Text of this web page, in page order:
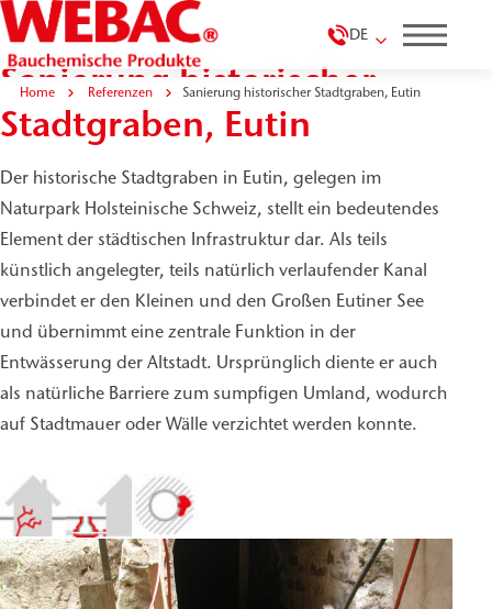
DE
Home Referenzen Sanierung historischer Stadtgraben, Eutin
Sanierung historischer
Stadtgraben, Eutin
Der historische Stadtgraben in Eutin, gelegen im
Naturpark Holsteinische Schweiz, stellt ein bedeutendes
Element der städtischen Infrastruktur dar. Als teils
künstlich angelegter, teils natürlich verlaufender Kanal
verbindet er den Kleinen und den Großen Eutiner See
und übernimmt eine zentrale Funktion in der
Entwässerung der Altstadt. Ursprünglich diente er auch
als natürliche Barriere zum sumpfigen Umland, wodurch
auf Stadtmauer oder Wälle verzichtet werden konnte.